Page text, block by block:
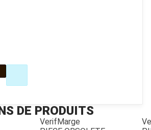
DE PRODUITS
VerifMarge